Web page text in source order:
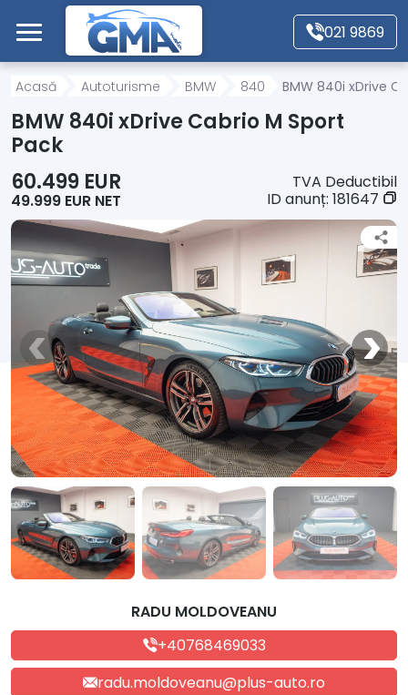
Mergi direct la conținutul principal
021 9869
Acasă
Autoturisme
Motociclete
Autoutilitare
Alte tipuri vehicule
Despre Noi
Contact
Acasă Autoturisme BMW 840 BMW 840i xDrive
BMW 840i xDrive Cabrio M Sport
Pack
60.499 EUR
49.999 EUR NET
TVA Deductibil
ID anunț: 181647
RADU MOLDOVEANU
+40768469033
radu.moldoveanu@plus-auto.ro